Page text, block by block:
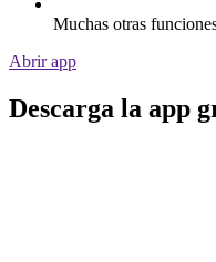
Muchas otras
Abrir app
Descarga la app